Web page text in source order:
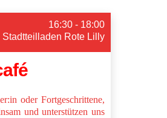
16:30 - 18:00
Stadtteilladen Rote Lilly
oder Fortgeschrittene,
und unterstützen uns